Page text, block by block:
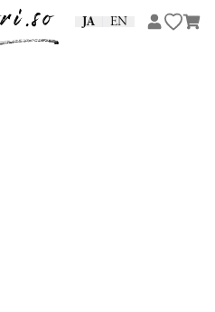
JA EN